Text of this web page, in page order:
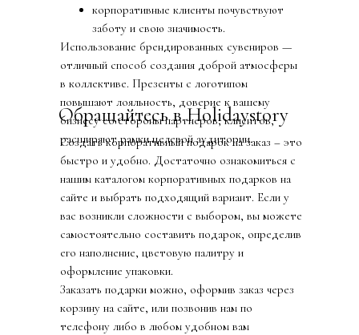
корпоративные клиенты почувствуют
заботу и свою значимость.
Использование брендированных сувениров —
отличный способ создания доброй атмосферы
в коллективе. Презенты с логотипом
повышают лояльность, доверие к вашему
бизнесу со стороны партнеров, клиентов,
расширяют рамки целевой аудитории.
Обращайтесь в Holidaystory
Создать корпоративный подарок на заказ – это
быстро и удобно. Достаточно ознакомиться с
нашим каталогом корпоративных подарков на
сайте и выбрать подходящий вариант. Если у
вас возникли сложности с выбором, вы можете
самостоятельно составить подарок, определив
его наполнение, цветовую палитру и
оформление упаковки.
Заказать подарки можно, оформив заказ через
корзину на сайте, или позвонив нам по
телефону либо в любом удобном вам